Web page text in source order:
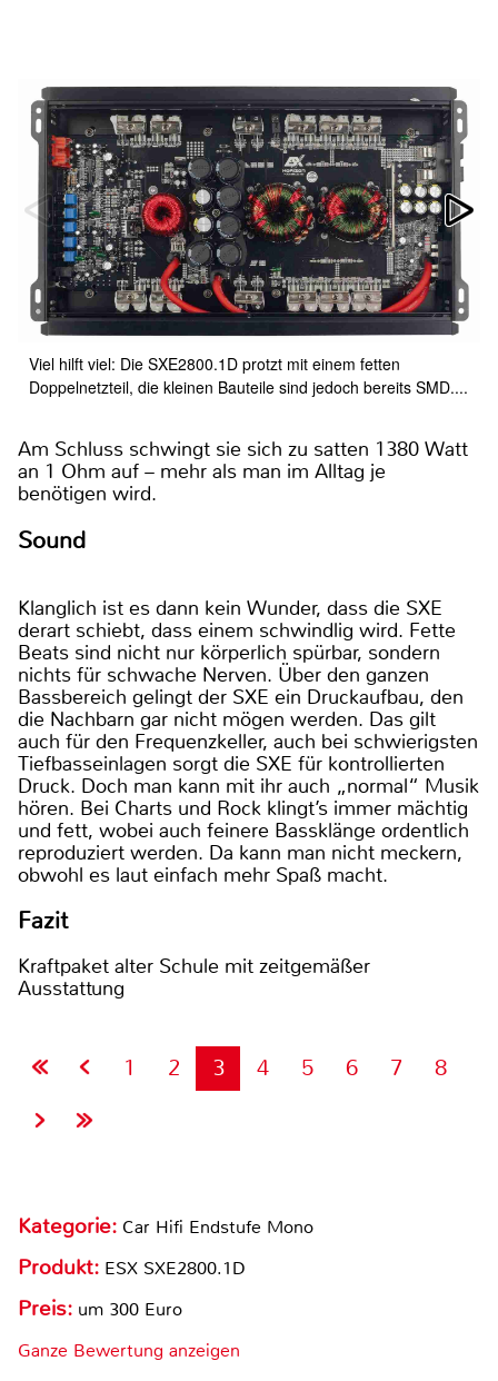
Viel hilft viel: Die SXE2800.1D protzt mit einem fetten
Doppelnetzteil, die kleinen Bauteile sind jedoch bereits SMD....
Am Schluss schwingt sie sich zu satten 1380 Watt
an 1 Ohm auf – mehr als man im Alltag je
benötigen wird.
Sound
Klanglich ist es dann kein Wunder, dass die SXE
derart schiebt, dass einem schwindlig wird. Fette
Beats sind nicht nur körperlich spürbar, sondern
nichts für schwache Nerven. Über den ganzen
Bassbereich gelingt der SXE ein Druckaufbau, den
die Nachbarn gar nicht mögen werden. Das gilt
auch für den Frequenzkeller, auch bei schwierigsten
Tiefbasseinlagen sorgt die SXE für kontrollierten
Druck. Doch man kann mit ihr auch „normal“ Musik
hören. Bei Charts und Rock klingt’s immer mächtig
und fett, wobei auch feinere Bassklänge ordentlich
reproduziert werden. Da kann man nicht meckern,
obwohl es laut einfach mehr Spaß macht.
Fazit
Kraftpaket alter Schule mit zeitgemäßer
Ausstattung
1 2 3 4 5 6 7 8
Kategorie: Car Hifi Endstufe Mono
Produkt: ESX SXE2800.1D
Preis: um 300 Euro
Ganze Bewertung anzeigen